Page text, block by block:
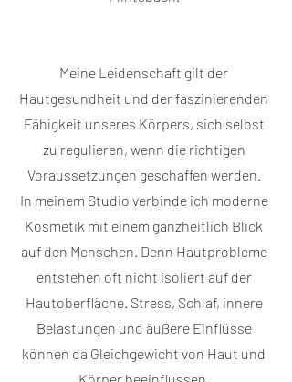
Meine Leidenschaft gilt der
Hautgesundheit und der faszinierenden
Fähigkeit unseres Körpers, sich selbst
zu regulieren, wenn die richtigen
Voraussetzungen geschaffen werden.
In meinem Studio verbinde ich moderne
Kosmetik mit einem ganzheitlich Blick
auf den Menschen. Denn Hautprobleme
entstehen oft nicht isoliert auf der
Hautoberfläche. Stress, Schlaf, innere
Belastungen und äußere Einflüsse
können da Gleichgewicht von Haut und